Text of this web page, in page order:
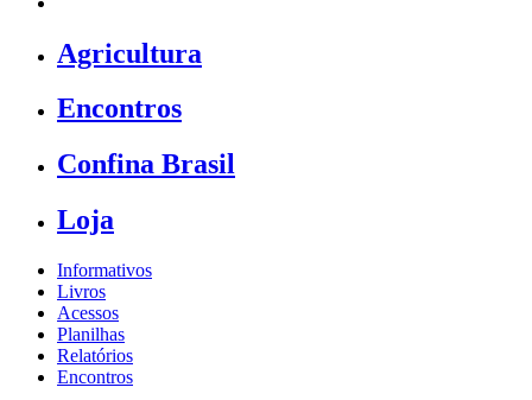
Agricultura
Encontros
Confina Brasil
Loja
Informativos
Livros
Acessos
Planilhas
Relatórios
Encontros